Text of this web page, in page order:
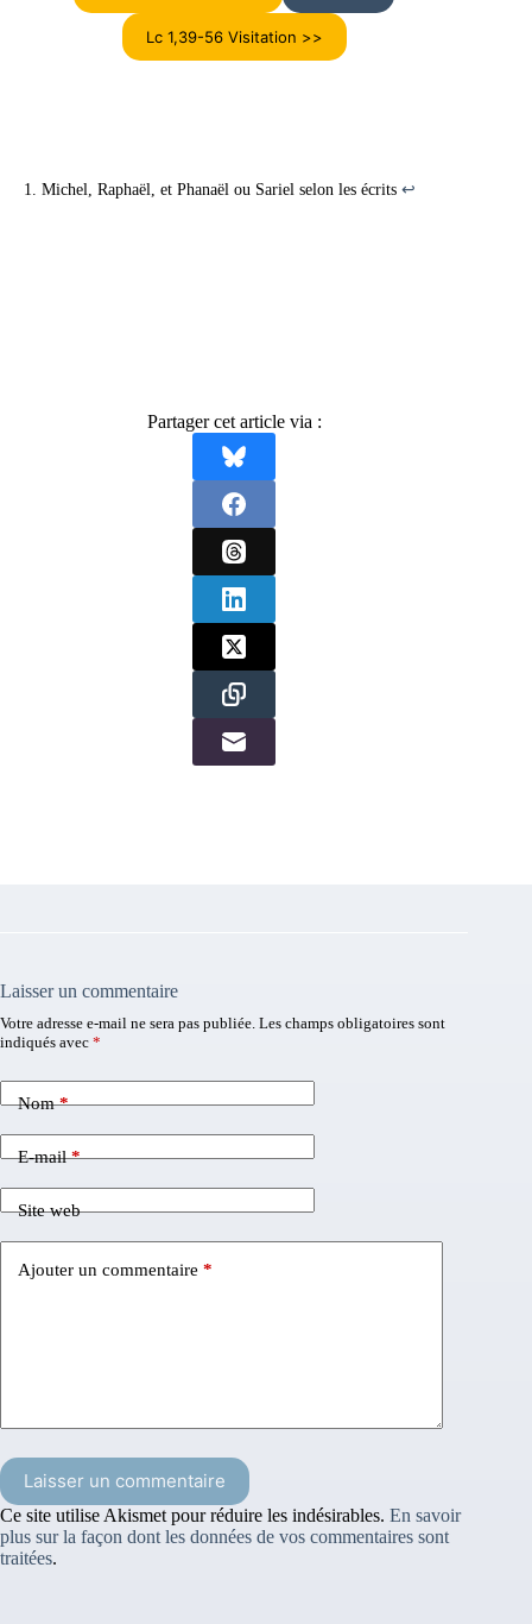
Lc 1,39-56 Visitation >>
Michel, Raphaël, et Phanaël ou Sariel selon les écrits ↩︎
Partager cet article via :
Laisser un commentaire
Votre adresse e-mail ne sera pas publiée. Les champs obligatoires sont
indiqués avec *
Nom*
E-mail*
Site web
Ajouter un commentaire *
Laisser un commentaire
Ce site utilise Akismet pour réduire les indésirables. En savoir
plus sur la façon dont les données de vos commentaires sont
traitées.